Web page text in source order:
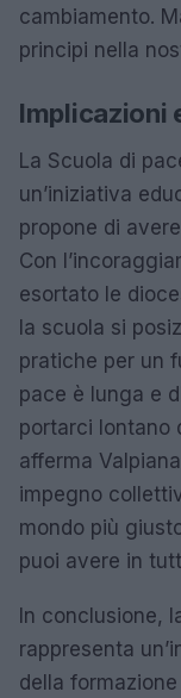
cambiamento.
principi nella
Implicazioni
La Scuola di
un’iniziativa
propone di
Con
esortato le
la scuola si
pratiche per un
pace è lunga e
portarci lontano
afferma
impegno
mondo più
puoi avere in
In conclusione,
rappresenta
della